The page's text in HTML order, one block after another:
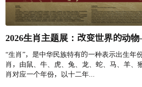
2026生肖主题展：改变世界的动
“生肖”，是中华民族特有的一种表示出生年
肖，由鼠、牛、虎、兔、龙、蛇、马、羊、
肖对应一个年份，以十二年...